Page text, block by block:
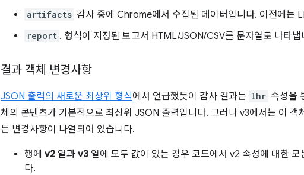
artifacts 감사 중에 Chrome에서 수집된 데이터입니다. 이전에는
report . 형식이 지정된 보고서 HTML/JSON/CSV를 문자열로 나타냅
결과 객체 변경사항
JSON 출력의 새로운 최상위 형식에서 언급했듯이 감사 결과는 lhr 속성을
체의 콘텐츠가 기본적으로 최상위 JSON 출력입니다. 그러나 v3에서는 이 객
든 변경사항이 나열되어 있습니다.
행에 v2 열과 v3 열에 모두 값이 있는 경우 코드에서 v2 속성에 대한
다.